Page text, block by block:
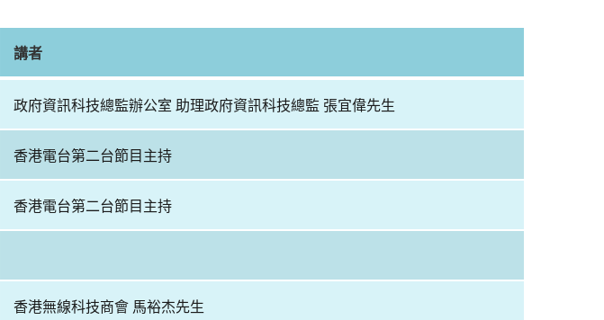
講者
政府資訊科技總監辦公室 助理政府資訊科技總監 張宜偉先生
香港電台第二台節目主持
香港電台第二台節目主持
香港無線科技商會 馬裕杰先生